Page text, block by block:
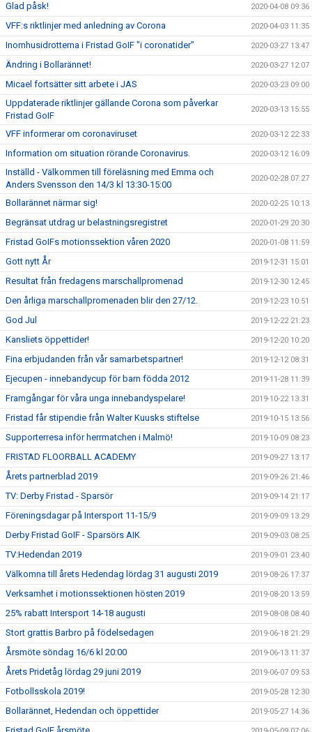
Glad påsk! 2020-04-08 09:36
VFF:s riktlinjer med anledning av Corona 2020-04-03 11:35
Inomhusidrotterna i Fristad GoIF "i coronatider" 2020-03-27 13:47
Ändring i Bollarännet! 2020-03-27 12:07
Micael fortsätter sitt arbete i JAS 2020-03-23 09:00
Uppdaterade riktlinjer gällande Corona som påverkar
Fristad GoIF
2020-03-13 15:55
VFF informerar om coronaviruset 2020-03-12 22:33
Information om situation rörande Coronavirus. 2020-03-12 16:09
Inställd - Välkommen till föreläsning med Emma och
Anders Svensson den 14/3 kl 13:30-15:00
2020-02-28 07:27
Bollarännet närmar sig! 2020-02-25 10:13
Begränsat utdrag ur belastningsregistret 2020-01-29 20:30
Fristad GoIFs motionssektion våren 2020 2020-01-08 11:59
Gott nytt År 2019-12-31 15:01
Resultat från fredagens marschallpromenad 2019-12-30 12:45
Den årliga marschallpromenaden blir den 27/12. 2019-12-23 10:51
God Jul 2019-12-22 21:23
Kansliets öppettider! 2019-12-20 10:20
Fina erbjudanden från vår samarbetspartner! 2019-12-12 08:31
Ejecupen - innebandycup för barn födda 2012 2019-11-28 11:39
Framgångar för våra unga innebandyspelare! 2019-10-22 13:31
Fristad får stipendie från Walter Kuusks stiftelse 2019-10-15 13:56
Supporterresa inför herrmatchen i Malmö! 2019-10-09 08:23
FRISTAD FLOORBALL ACADEMY 2019-09-27 13:17
Årets partnerblad 2019 2019-09-26 21:46
TV: Derby Fristad - Sparsör 2019-09-14 21:17
Föreningsdagar på Intersport 11-15/9 2019-09-09 13:29
Derby Fristad GoIF - Sparsörs AIK 2019-09-03 08:25
TV:Hedendan 2019 2019-09-01 23:40
Välkomna till årets Hedendag lördag 31 augusti 2019 2019-08-26 17:37
Verksamhet i motionssektionen hösten 2019 2019-08-20 13:59
25% rabatt Intersport 14-18 augusti 2019-08-08 08:40
Stort grattis Barbro på födelsedagen 2019-06-18 21:29
Årsmöte söndag 16/6 kl 20:00 2019-06-13 11:37
Årets Pridetåg lördag 29 juni 2019 2019-06-07 09:53
Fotbollsskola 2019! 2019-05-28 12:30
Bollarännet, Hedendan och öppettider 2019-05-27 14:36